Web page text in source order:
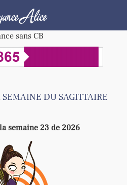
Alice
sans CB
DU SAGITTAIRE
semaine 23 de 2026